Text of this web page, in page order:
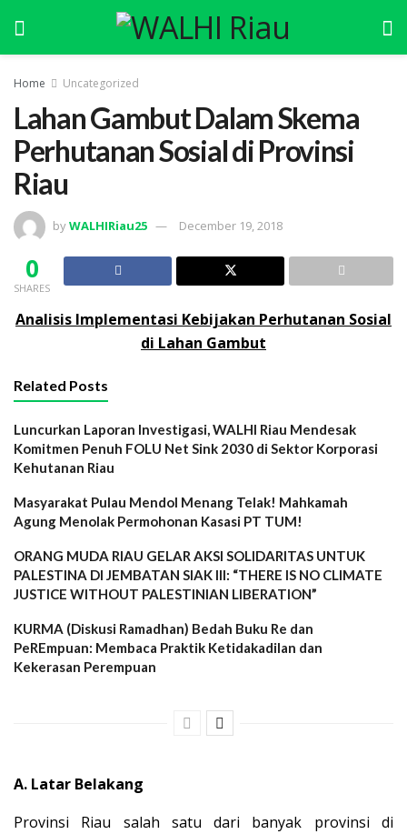
Home Uncategorized
Lahan Gambut Dalam Skema
Perhutanan Sosial di Provinsi
Riau
byWALHIRiau25 December 19, 2018
0
SHARES
Analisis Implementasi Kebijakan Perhutanan Sosial
di Lahan Gambut
Related Posts
Luncurkan Laporan Investigasi, WALHI Riau Mendesak
Komitmen Penuh FOLU Net Sink 2030 di Sektor Korporasi
Kehutanan Riau
Masyarakat Pulau Mendol Menang Telak! Mahkamah
Agung Menolak Permohonan Kasasi PT TUM!
ORANG MUDA RIAU GELAR AKSI SOLIDARITAS UNTUK
PALESTINA DI JEMBATAN SIAK III: “THERE IS NO CLIMATE
JUSTICE WITHOUT PALESTINIAN LIBERATION”
KURMA (Diskusi Ramadhan) Bedah Buku Re dan
PeREmpuan: Membaca Praktik Ketidakadilan dan
Kekerasan Perempuan
A. Latar Belakang
Provinsi Riau salah satu dari banyak provinsi di